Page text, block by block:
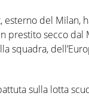
esterno del Milan,
prestito secco
squadra,
sulla lotta